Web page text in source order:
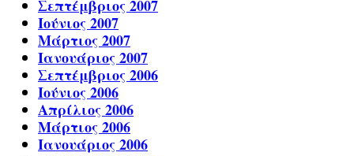
Σεπτέμβριος 2007
Ιούνιος 2007
Μάρτιος 2007
Ιανουάριος 2007
Σεπτέμβριος 2006
Ιούνιος 2006
Απρίλιος 2006
Μάρτιος 2006
Ιανουάριος 2006